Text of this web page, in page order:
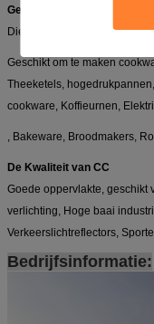
Gelijkstroom-Kwaliteit
Diepe tekeningskwaliteit.
Geschikt om te maken
Theeketels,
cookware, Koffieurnen,
, Bakeware, Broodmakers,
De Kwaliteit van CC
Goede oppervlakte, geschikt
verlichting, Hoge baai
Verkeerslichtreflectors,
Bedrijfsinformatie: